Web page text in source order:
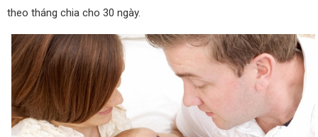
theo tháng chia cho 30 ngày.